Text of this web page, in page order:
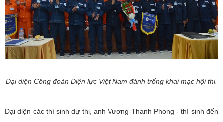
Đại diện Công đoàn Điện lực Việt Nam đánh trống khai mạc hội thi.
Đại diện các thí sinh dự thi, anh Vương Thanh Phong - thí sinh đến